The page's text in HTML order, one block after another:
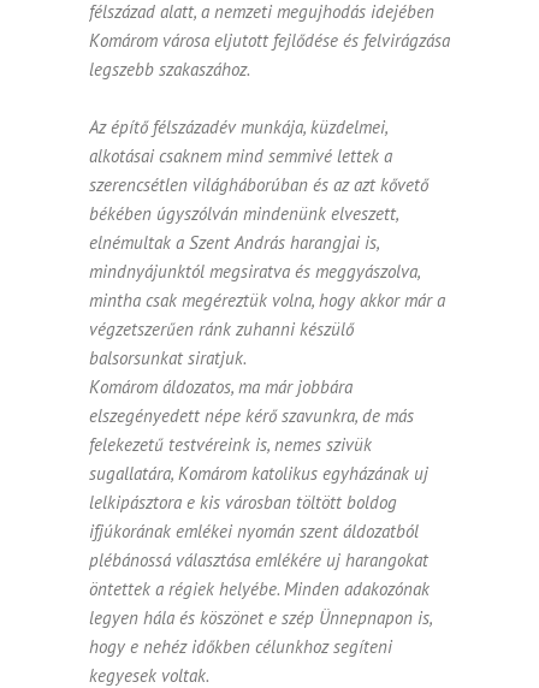
félszázad alatt, a nemzeti megujhodás idejében
Komárom városa eljutott fejlődése és felvirágzása
legszebb szakaszához.
Az építő félszázadév munkája, küzdelmei,
alkotásai csaknem mind semmivé lettek a
szerencsétlen világháborúban és az azt kővető
békében úgyszólván mindenünk elveszett,
elnémultak a Szent András harangjai is,
mindnyájunktól megsiratva és meggyászolva,
mintha csak megéreztük volna, hogy akkor már a
végzetszerűen ránk zuhanni készülő
balsorsunkat siratjuk.
Komárom áldozatos, ma már jobbára
elszegényedett népe kérő szavunkra, de más
felekezetű testvéreink is, nemes szivük
sugallatára, Komárom katolikus egyházának uj
lelki­pásztora e kis városban töltött boldog
ifjúkorának emlékei nyomán szent áldozatból
plébánossá választása emlékére uj harangokat
öntettek a régiek helyébe. Minden adakozónak
legyen hála és köszönet e szép Ünnepnapon is,
hogy e nehéz időkben célunkhoz segíteni
kegyesek voltak.